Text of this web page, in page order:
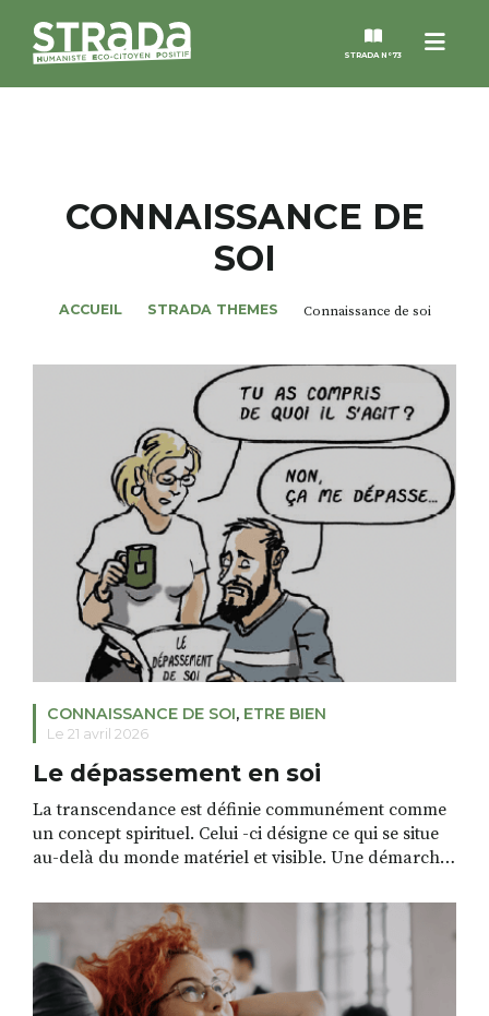
Menu
STRADA N°73
MAGAZINES
ROSÉE DE MAI
RECHERCHER
S'ABONNER
S'INSCRIRE À LA NEWSLETTER
FACEBOOKINSTAGRAM
LINKEDINYOUTUBE
CONNAISSANCE DE
SOI
ACCUEIL STRADA THEMES Connaissance de soi
CONNAISSANCE DE SOI, ETRE BIEN
Le 21 avril 2026
Le dépassement en soi
La transcendance est définie communément comme
un concept spirituel. Celui -ci désigne ce qui se situe
au-delà du monde matériel et visible. Une démarche
qui nous dépasse dans l’invisible : l’âme, l’infini… En
philosophie, cette définition évolue. Par exemple
chez les existentialistes, la transcendance est la
capacité de l’être […]